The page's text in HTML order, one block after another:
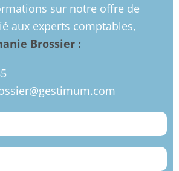
sur notre offre de
aux experts comptables,
Brossier :